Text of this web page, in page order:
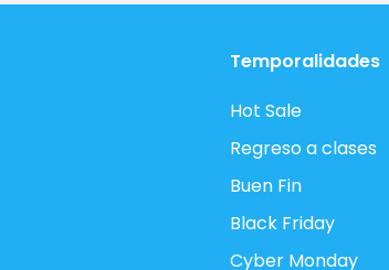
Temporalidades
Hot Sale
Regreso a clases
Buen Fin
Black Friday
Cyber Monday